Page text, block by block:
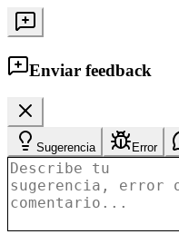
Enviar feedback
Sugerencia Error